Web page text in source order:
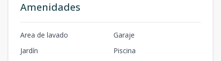
Amenidades
Area de lavado
Garaje
Jardín
Piscina